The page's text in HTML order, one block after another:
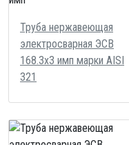
Труба нержавеющая
электросварная ЭСВ
168.3х3 имп марки AISI
321